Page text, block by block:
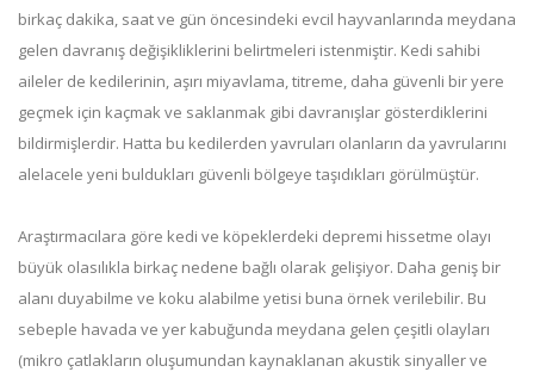
birkaç dakika, saat ve gün öncesindeki evcil hayvanlarında meydana
gelen davranış değişikliklerini belirtmeleri istenmiştir. Kedi sahibi
aileler de kedilerinin, aşırı miyavlama, titreme, daha güvenli bir yere
geçmek için kaçmak ve saklanmak gibi davranışlar gösterdiklerini
bildirmişlerdir. Hatta bu kedilerden yavruları olanların da yavrularını
alelacele yeni buldukları güvenli bölgeye taşıdıkları görülmüştür.
Araştırmacılara göre kedi ve köpeklerdeki depremi hissetme olayı
büyük olasılıkla birkaç nedene bağlı olarak gelişiyor. Daha geniş bir
alanı duyabilme ve koku alabilme yetisi buna örnek verilebilir. Bu
sebeple havada ve yer kabuğunda meydana gelen çeşitli olayları
(mikro çatlakların oluşumundan kaynaklanan akustik sinyaller ve